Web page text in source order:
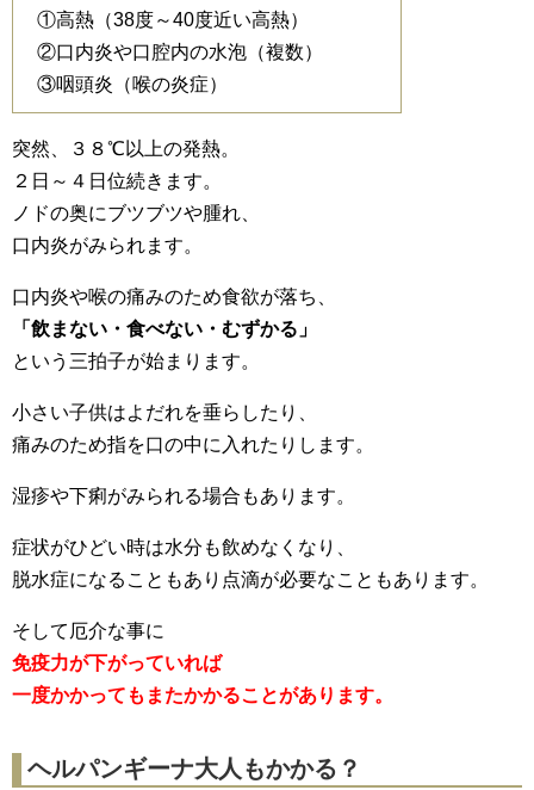
①高熱（38度～40度近い高熱）
②口内炎や口腔内の水泡（複数）
③咽頭炎（喉の炎症）
突然、３８℃以上の発熱。
２日～４日位続きます。
ノドの奥にブツブツや腫れ、
口内炎がみられます。
口内炎や喉の痛みのため食欲が落ち、
「飲まない・食べない・むずかる」
という三拍子が始まります。
小さい子供はよだれを垂らしたり、
痛みのため指を口の中に入れたりします。
湿疹や下痢がみられる場合もあります。
症状がひどい時は水分も飲めなくなり、
脱水症になることもあり点滴が必要なこともあります。
そして厄介な事に
免疫力が下がっていれば
一度かかってもまたかかることがあります。
ヘルパンギーナ大人もかかる？